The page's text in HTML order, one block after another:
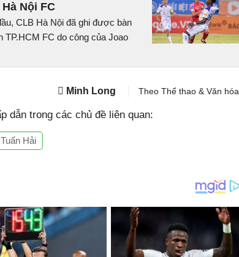
Nội FC
CLB Hà Nội đã ghi được bàn
FC do công của Joao
Minh Long Theo Thể thao & Văn hóa
dẫn trong các chủ đề liên quan:
Hải